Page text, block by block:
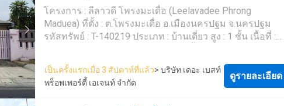
พร้อมยินดีให้คำปรึกษา มีให้เลือกทุกธนาคาร** **พร้อมอัตรา
ดอกเบี้ยพิเศษ และ วงเงินสูงสุด 90-100% ของราคาประเมิน**
สนใจสอบถามข้อมูลเพิ่มเติม หรือ นัดชมบ้านได้ที่ Tel :
3,000 รายการ www.tb.c---- The Best Property Agent
CO,.LTD. ผู้นำด้านธุรกิจนายหน้า ตัวแทนอสังหาริมทรัพย์ครบ
โครงการ : ลีลาวดี โพรงมะเดื่อ (Leelavadee Phrong
Maduea) ที่ตั้ง : ต.โพรงมะเดื่อ อ.เมืองนครปฐม จ.นครปฐม
รหัสทรัพย์ : T-140219 ประเภท : บ้านเดี่ยว สูง : 1 ชั้น เนื้อที่ :
ห้องรับแขก ห้องเก็บของ ห้องครัว ห้องอเนกประสงค์ จอดรถ
ได้ : 3 คัน รายละเอียดเพิ่มเติม : ขายบ้านเดี่ยว หมู่บ้านลีลาวดี
นครปฐม พร้อมเข้าอยู่ฯ ทำเลดี ติดถนนเมน ค้าขายเปิดร้าน
เป็นครั้งแรกเมื่อ 3 สัปดาห์ที่แล้ว> บริษัท เดอะ เบสท์
พร็อพเพอร์ตี้ เอเจนท์ จำกัด
ดูรายละเอียด